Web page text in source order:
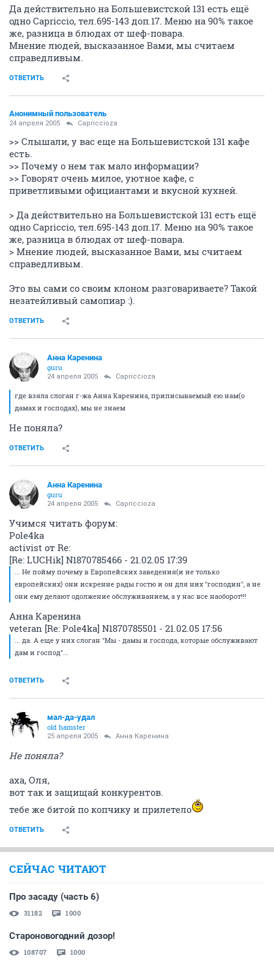
Да действительно на Большевистской 131 есть ещё
одно Capriccio, тел.695-143 доп.17. Меню на 90% такое
же, разница в блюдах от шеф-повара.
Мнение людей, высказанное Вами, мы считаем
справедливым.
ОТВЕТИТЬ
Анонимный пользователь
24 апреля 2005 Capriccioza
>> Слышали, у вас еще на Большевистской 131 кафе
есть.
>> Почему о нем так мало информации?
>> Говорят очень милое, уютное кафе, с
приветливыми официантами и вкусной кухней.
> Да действительно на Большевистской 131 есть ещё
одно Capriccio, тел.695-143 доп.17. Меню на 90% такое
же, разница в блюдах от шеф-повара.
> Мнение людей, высказанное Вами, мы считаем
справедливым.
Это вы сами со своим клоном разговариваете? Такой
незатейливый самопиар :).
ОТВЕТИТЬ
Анна Каренина
guru
24 апреля 2005 Capriccioza
где взяла слоган г-жа Анна Каренина, приписываемый ею нам(о
дамах и господах), мы не знаем
Не поняла?
ОТВЕТИТЬ
Анна Каренина
guru
24 апреля 2005 Capriccioza
Учимся читать форум:
Pole4ka
activist от Re:
[Re: LUCHik] N1870785466 - 21.02.05 17:39
... Не пойму почему в Европейских заведения(и не только
европейских) они искренне рады гостю и он для них "господин", а не
они ему делают одолжение обслуживанием, а у нас все наоборот!!!
Анна Каренина
veteran [Re: Pole4ka] N1870785501 - 21.02.05 17:56
... да. А еще у них слоган "Мы - дамы и господа, которые обслуживают
дам и господ"...
ОТВЕТИТЬ
мал-да-удал
old hamster
25 апреля 2005 Анна Каренина
Не поняла?
аха, Оля,
вот так и защищай конкурентов.
тебе же битой по копчику и прилетело
ОТВЕТИТЬ
СЕЙЧАС ЧИТАЮТ
Про засаду (часть 6)
31182 1000
Староновогодний дозор!
108707 1000